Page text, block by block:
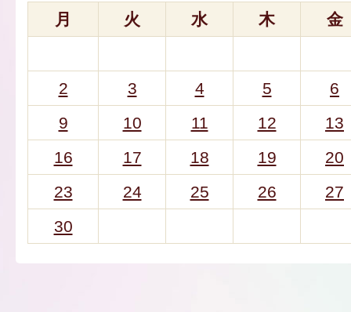
月 火 水 木 金
2 3 4 5
6
9
10 11 12
13
16
17 18 19
20
23
24 25 26
27
30